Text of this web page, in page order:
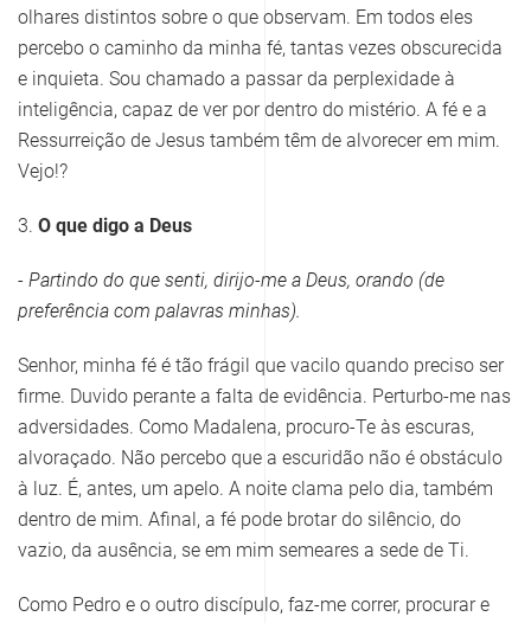
olhares distintos sobre o que observam. Em todos eles
percebo o caminho da minha fé, tantas vezes obscurecida
e inquieta. Sou chamado a passar da perplexidade à
inteligência, capaz de ver por dentro do mistério. A fé e a
Ressurreição de Jesus também têm de alvorecer em mim.
Vejo!?
3. O que digo a Deus
- Partindo do que senti, dirijo-me a Deus, orando (de
preferência com palavras minhas).
Senhor, minha fé é tão frágil que vacilo quando preciso ser
firme. Duvido perante a falta de evidência. Perturbo-me nas
adversidades. Como Madalena, procuro-Te às escuras,
alvoraçado. Não percebo que a escuridão não é obstáculo
à luz. É, antes, um apelo. A noite clama pelo dia, também
dentro de mim. Afinal, a fé pode brotar do silêncio, do
vazio, da ausência, se em mim semeares a sede de Ti.
Como Pedro e o outro discípulo, faz-me correr, procurar e